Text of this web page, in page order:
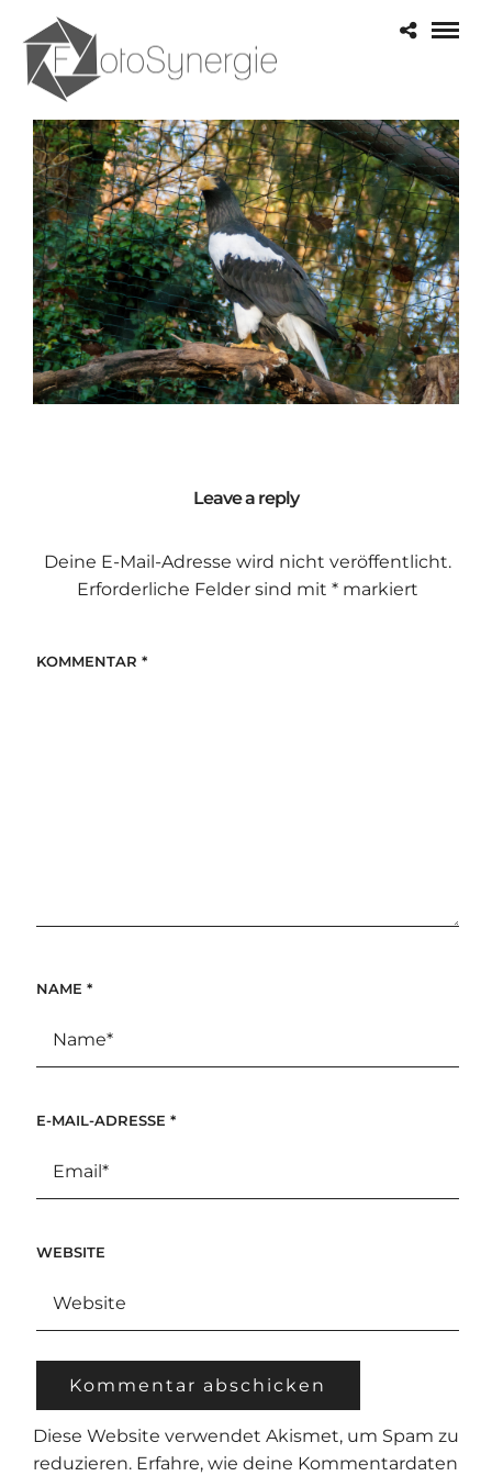
Leave a reply
Deine E-Mail-Adresse wird nicht veröffentlicht.
Erforderliche Felder sind mit *markiert
KOMMENTAR *
NAME *
E-MAIL-ADRESSE *
WEBSITE
Diese Website verwendet Akismet, um Spam zu
reduzieren. Erfahre, wie deine Kommentardaten